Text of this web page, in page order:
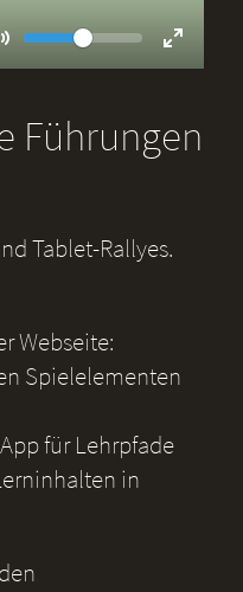
Mute
Volume
Fullscreen
Führungen
Tablet-Rallyes.
Webseite:
Spielelementen
für Lehrpfade
in